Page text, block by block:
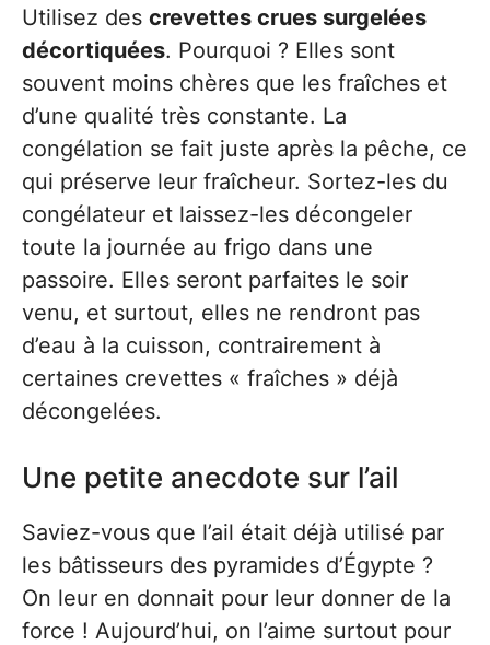
Utilisez des crevettes crues surgelées
décortiquées. Pourquoi ? Elles sont
souvent moins chères que les fraîches et
d’une qualité très constante. La
congélation se fait juste après la pêche, ce
qui préserve leur fraîcheur. Sortez-les du
congélateur et laissez-les décongeler
toute la journée au frigo dans une
passoire. Elles seront parfaites le soir
venu, et surtout, elles ne rendront pas
d’eau à la cuisson, contrairement à
certaines crevettes « fraîches » déjà
décongelées.
Une petite anecdote sur l’ail
Saviez-vous que l’ail était déjà utilisé par
les bâtisseurs des pyramides d’Égypte ?
On leur en donnait pour leur donner de la
force ! Aujourd’hui, on l’aime surtout pour